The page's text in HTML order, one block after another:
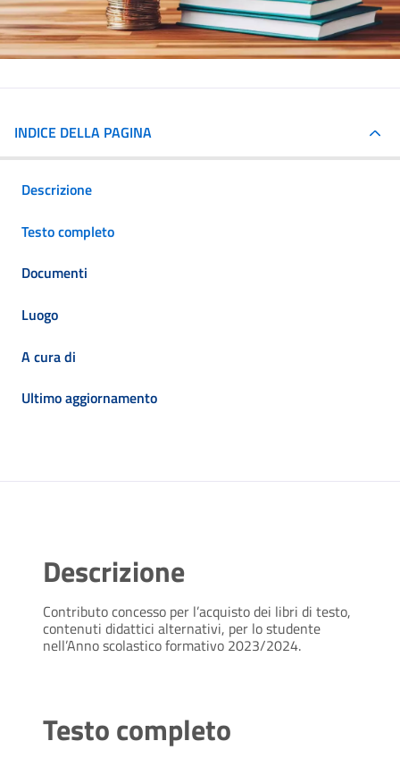
INDICE DELLA PAGINA
Descrizione
Testo completo
Documenti
Luogo
A cura di
Ultimo aggiornamento
Descrizione
Contributo concesso per l’acquisto dei libri di testo,
contenuti didattici alternativi, per lo studente
nell’Anno scolastico formativo 2023/2024.
Testo completo